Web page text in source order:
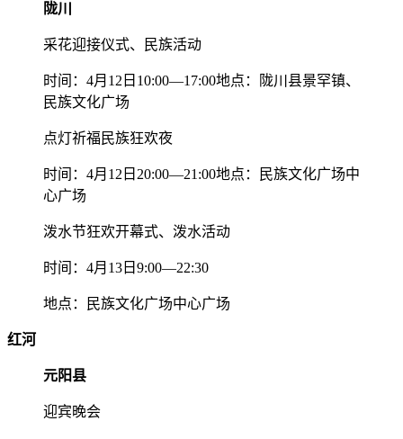
陇川
采花迎接仪式、民族活动
时间：4月12日10:00—17:00地点：陇川县景罕镇、
民族文化广场
点灯祈福民族狂欢夜
时间：4月12日20:00—21:00地点：民族文化广场中
心广场
泼水节狂欢开幕式、泼水活动
时间：4月13日9:00—22:30
地点：民族文化广场中心广场
红河
元阳县
迎宾晚会